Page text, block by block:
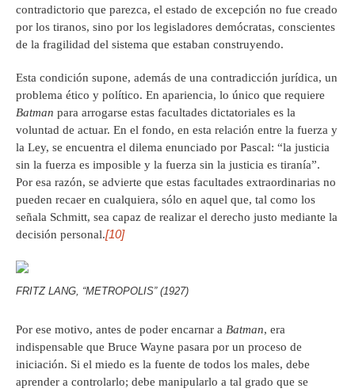
contradictorio que parezca, el estado de excepción no fue creado
por los tiranos, sino por los legisladores demócratas, conscientes
de la fragilidad del sistema que estaban construyendo.
Esta condición supone, además de una contradicción jurídica, un
problema ético y político. En apariencia, lo único que requiere
Batman para arrogarse estas facultades dictatoriales es la
voluntad de actuar. En el fondo, en esta relación entre la fuerza y
la Ley, se encuentra el dilema enunciado por Pascal: “la justicia
sin la fuerza es imposible y la fuerza sin la justicia es tiranía”.
Por esa razón, se advierte que estas facultades extraordinarias no
pueden recaer en cualquiera, sólo en aquel que, tal como los
señala Schmitt, sea capaz de realizar el derecho justo mediante la
decisión personal.[10]
FRITZ LANG, “METROPOLIS” (1927)
Por ese motivo, antes de poder encarnar a Batman, era
indispensable que Bruce Wayne pasara por un proceso de
iniciación. Si el miedo es la fuente de todos los males, debe
aprender a controlarlo; debe manipularlo a tal grado que se